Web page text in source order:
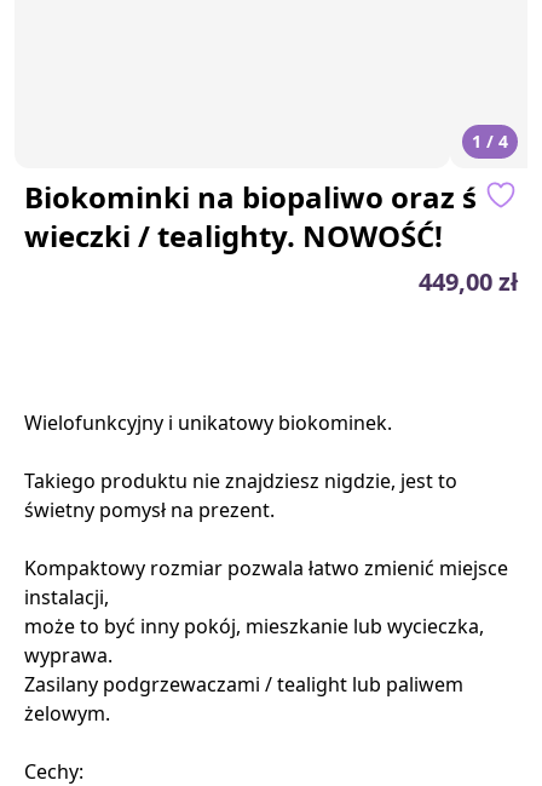
1 / 4
Biokominki na biopaliwo oraz ś
wieczki / tealighty. NOWOŚĆ!
449,00 zł
Wielofunkcyjny i unikatowy biokominek.
Takiego produktu nie znajdziesz nigdzie, jest to
świetny pomysł na prezent.
Kompaktowy rozmiar pozwala łatwo zmienić miejsce
instalacji,
może to być inny pokój, mieszkanie lub wycieczka,
wyprawa.
Zasilany podgrzewaczami / tealight lub paliwem
żelowym.
Cechy: